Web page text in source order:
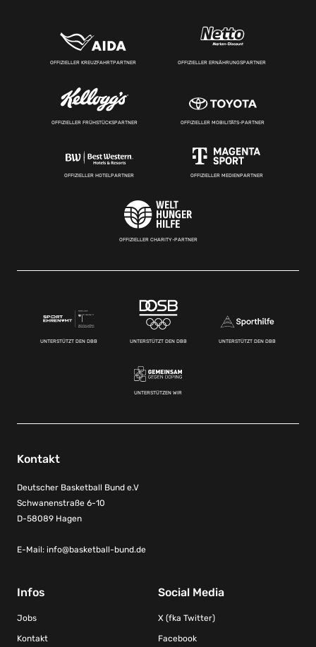
OFFIZIELLER KREUZFAHRTPARTNER OFFIZIELLER ERNÄHRUNGSPARTNER
OFFIZIELLER FRÜHSTÜCKSPARTNER OFFIZIELLER MOBILITÄTS-PARTNER
OFFIZIELLER HOTELPARTNER OFFIZIELLER MEDIENPARTNER
OFFIZIELLER CHARITY-PARTNER
UNTERSTÜTZT DEN DBB UNTERSTÜTZT DEN DBB UNTERSTÜTZT DEN DBB
UNTERSTÜTZEN WIR
Kontakt
Deutscher Basketball Bund e.V
Schwanenstraße 6-10
D-58089 Hagen
E-Mail: info@basketball-bund.de
Infos
Jobs
Kontakt
Social Media
X (fka Twitter)
Facebook